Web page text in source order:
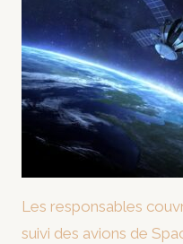
Les responsables
suivi des avions de